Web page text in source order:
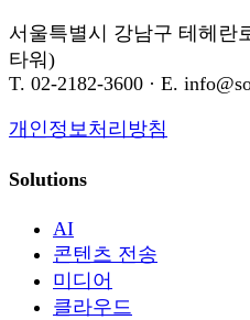
서울특별시 강남구 테헤란
타워)
T. 02-2182-3600 · E.
개인정보처리방침
Solutions
AI
콘텐츠 전송
미디어
클라우드